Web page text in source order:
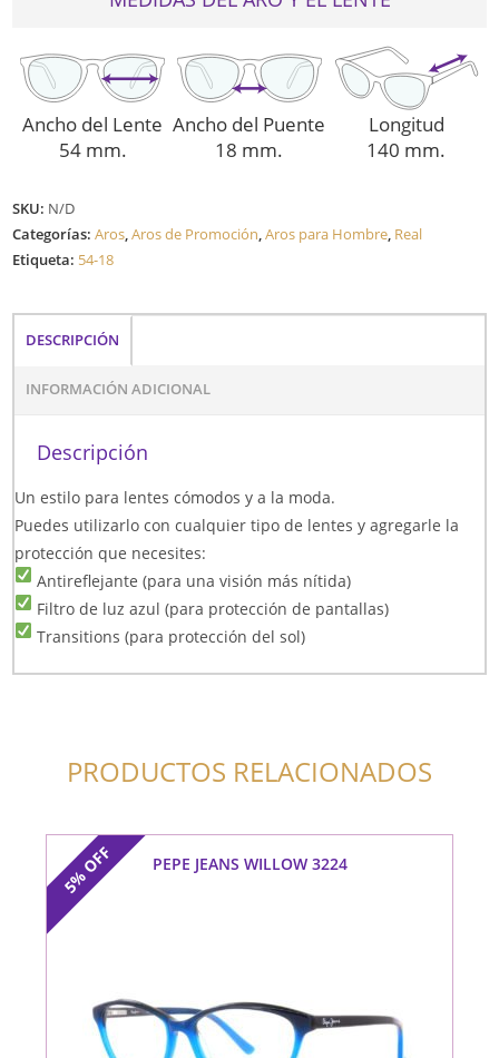
Ancho del Lente
54 mm.
Ancho del Puente
18 mm.
Longitud
140 mm.
SKU: N/D
Categorías:Aros,Aros de Promoción,Aros para Hombre, Real
Etiqueta: 54-18
DESCRIPCIÓN
INFORMACIÓN ADICIONAL
Descripción
Un estilo para lentes cómodos y a la moda.
Puedes utilizarlo con cualquier tipo de lentes y agregarle la
protección que necesites:
Antireflejante (para una visión más nítida)
Filtro de luz azul (para protección de pantallas)
Transitions (para protección del sol)
PRODUCTOS RELACIONADOS
5%
OFF PEPE JEANS WILLOW 3224